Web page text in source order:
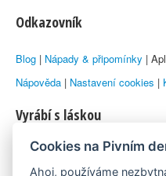
Odkazovník
Blog | Nápady & připomínky |
Nápověda | Nastavení cookies |
Vyrábí s láskou
© 2010–2026 byLukáš Zeman
Cookies na Pivním
Ahoj, používáme